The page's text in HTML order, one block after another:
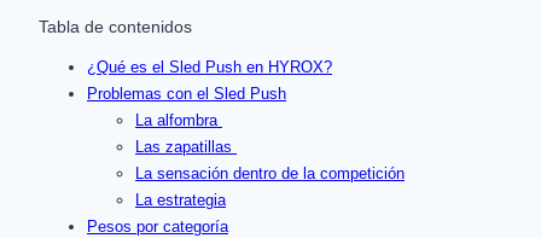
Tabla de contenidos
¿Qué es el Sled Push en HYROX?
Problemas con el Sled Push
La alfombra
Las zapatillas
La sensación dentro de la competición
La estrategia
Pesos por categoría